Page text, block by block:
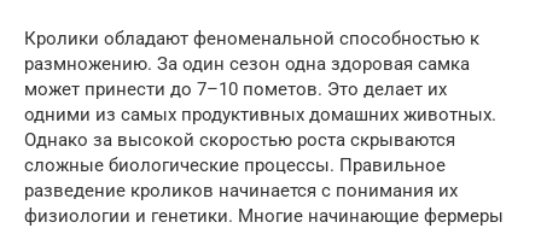
Кролики обладают феноменальной способностью к
размножению. За один сезон одна здоровая самка
может принести до 7–10 пометов. Это делает их
одними из самых продуктивных домашних животных.
Однако за высокой скоростью роста скрываются
сложные биологические процессы. Правильное
разведение кроликов начинается с понимания их
физиологии и генетики. Многие начинающие фермеры